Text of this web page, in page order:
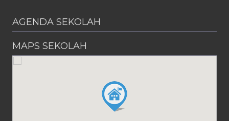
AGENDA SEKOLAH
MAPS SEKOLAH